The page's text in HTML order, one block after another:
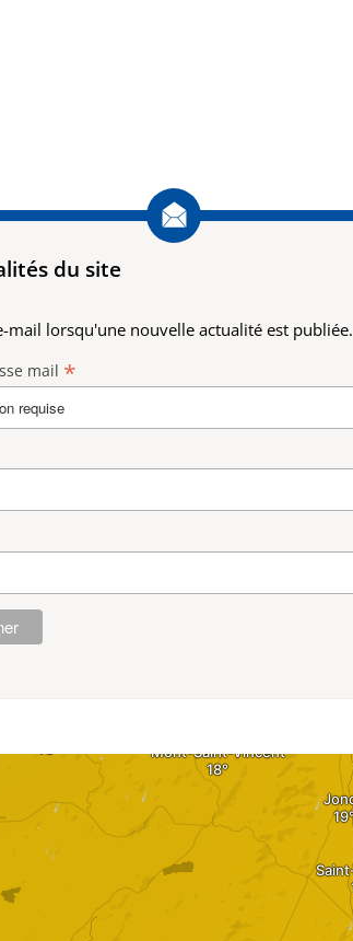
du site
mail lorsqu'une nouvelle actualité est publiée.
mail *